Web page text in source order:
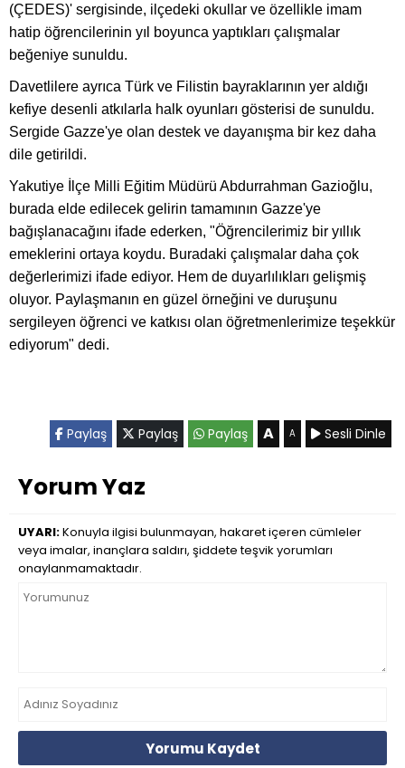
(ÇEDES)' sergisinde, ilçedeki okullar ve özellikle imam
hatip öğrencilerinin yıl boyunca yaptıkları çalışmalar
beğeniye sunuldu.
Davetlilere ayrıca Türk ve Filistin bayraklarının yer aldığı
kefiye desenli atkılarla halk oyunları gösterisi de sunuldu.
Sergide Gazze'ye olan destek ve dayanışma bir kez daha
dile getirildi.
Yakutiye İlçe Milli Eğitim Müdürü Abdurrahman Gazioğlu,
burada elde edilecek gelirin tamamının Gazze'ye
bağışlanacağını ifade ederken, "Öğrencilerimiz bir yıllık
emeklerini ortaya koydu. Buradaki çalışmalar daha çok
değerlerimizi ifade ediyor. Hem de duyarlılıkları gelişmiş
oluyor. Paylaşmanın en güzel örneğini ve duruşunu
sergileyen öğrenci ve katkısı olan öğretmenlerimize teşekkür
ediyorum" dedi.
Paylaş Paylaş Paylaş A A Sesli Dinle
Yorum Yaz
UYARI:Konuyla ilgisi bulunmayan, hakaret içeren cümleler
veya imalar, inançlara saldırı, şiddete teşvik yorumları
onaylanmamaktadır.
Yorumu Kaydet